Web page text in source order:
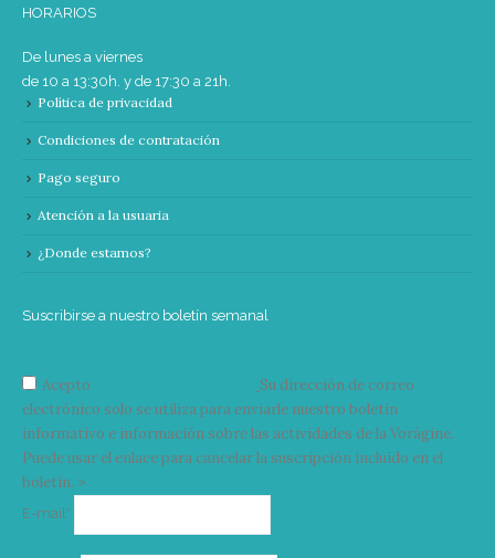
HORARIOS
De lunes a viernes
de 10 a 13:30h. y de 17:30 a 21h.
Política de privacidad
Condiciones de contratación
Pago seguro
Atención a la usuaria
¿Donde estamos?
Suscribirse a nuestro boletín semanal
Acepto
Su dirección de correo
electrónico solo se utiliza para enviarle nuestro boletín
informativo e información sobre las actividades de la Vorágine.
Puede usar el enlace para cancelar la suscripción incluido en el
boletín. >
E-mail*